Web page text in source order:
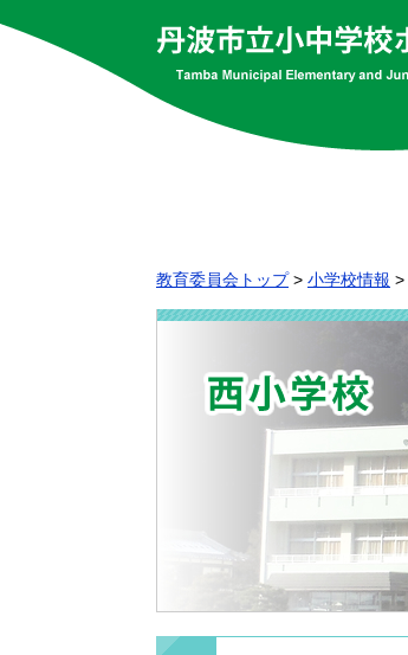
教育委員会トップ > 小学校情報 >